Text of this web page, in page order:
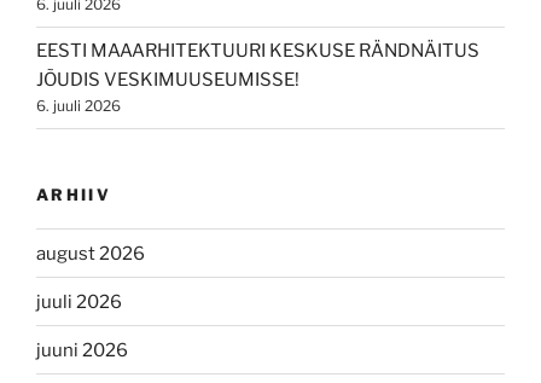
6. juuli 2026
EESTI MAAARHITEKTUURI KESKUSE RÄNDNÄITUS
JÕUDIS VESKIMUUSEUMISSE!
6. juuli 2026
ARHIIV
august 2026
juuli 2026
juuni 2026